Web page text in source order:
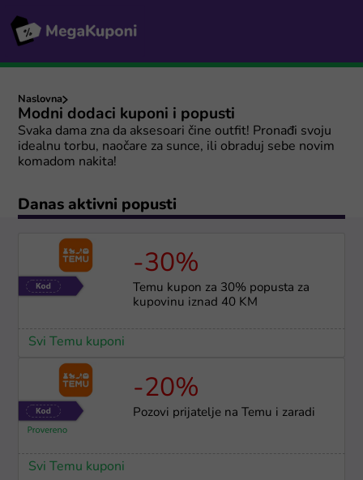
Naslovna
Modni dodaci kuponi i popusti
Svaka dama zna da aksesoari čine outfit! Pronađi svoju
idealnu torbu, naočare za sunce, ili obraduj sebe novim
komadom nakita!
Danas aktivni popusti
-30%
Temu kupon za 30% popusta za
kupovinu iznad 40 KM
Svi Temu kuponi
-20%
Pozovi prijatelje na Temu i zaradi
Svi Temu kuponi